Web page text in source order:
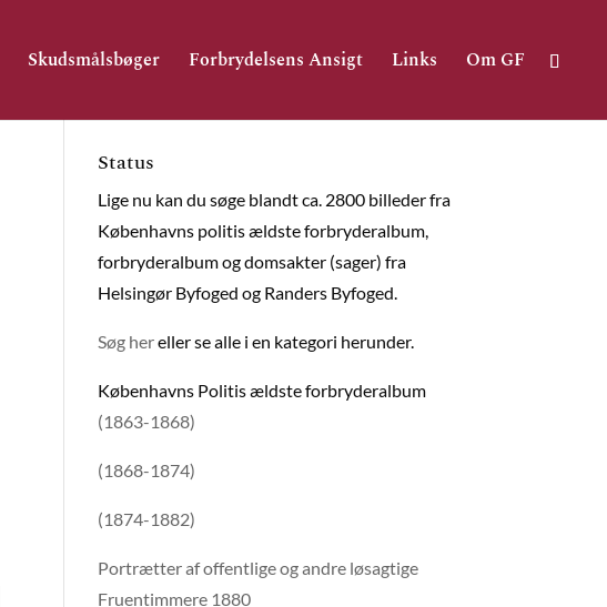
Skudsmålsbøger Forbrydelsens Ansigt Links Om GF
Status
Lige nu kan du søge blandt ca. 2800 billeder fra
Københavns politis ældste forbryderalbum,
forbryderalbum og domsakter (sager) fra
Helsingør Byfoged og Randers Byfoged.
Søg hereller se alle i en kategori herunder.
Københavns Politis ældste forbryderalbum
(1863-1868)
(1868-1874)
(1874-1882)
Portrætter af offentlige og andre løsagtige
Fruentimmere 1880